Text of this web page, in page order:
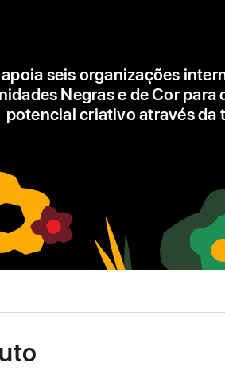
delas
começa
no
cobrir
a
anterior,
seis organizações
Negras e de Cor para
potencial criativo através da